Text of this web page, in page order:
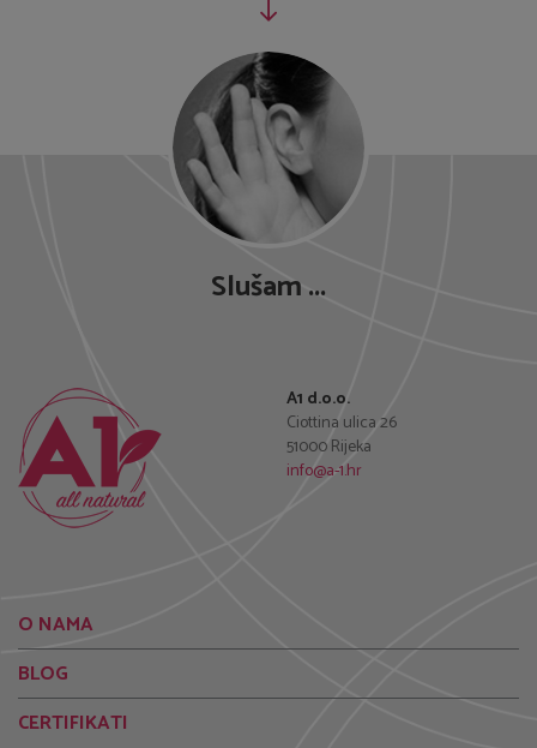
Slušam ...
A1 d.o.o.
Ciottina ulica 26
51000 Rijeka
info@a-1.hr
O NAMA
BLOG
CERTIFIKATI